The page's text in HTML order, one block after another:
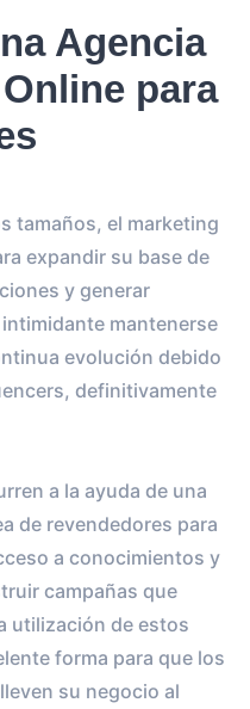
Agencia
para
tamaños, el marketing
expandir su base de
y generar
mantenerse
evolución debido
definitivamente
a la ayuda de una
de revendedores para
a conocimientos y
campañas que
utilización de estos
forma para que los
su negocio al